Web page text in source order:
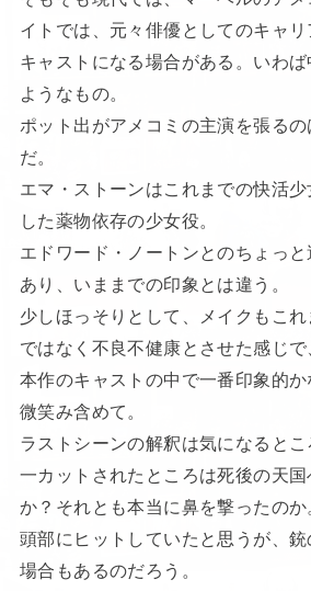
イトでは、元々俳優としてのキャ
キャストになる場合がある。いわ
ようなもの。
ポット出がアメコミの主演を張る
だ。
エマ・ストーンはこれまでの快活
した薬物依存の少女役。
エドワード・ノートンとのちょっ
あり、いままでの印象とは違う。
少しほっそりとして、メイクもこ
ではなく不良不健康とさせた感じで
本作のキャストの中で一番印象的
微笑み含めて。
ラストシーンの解釈は気になると
一カットされたところは死後の天
か？それとも本当に鼻を撃ったの
頭部にヒットしていたと思うが、
場合もあるのだろう。